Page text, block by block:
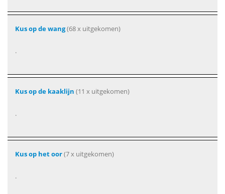
Kus op de wang(68 x uitgekomen)
.
Kus op de kaaklijn (11 x uitgekomen)
.
Kus op het oor(7 x uitgekomen)
.